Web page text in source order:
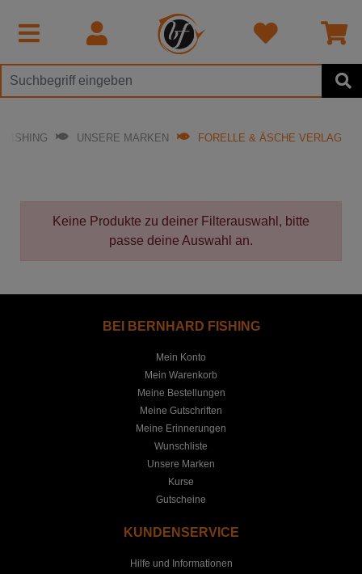
FISHING UNSERE MARKEN FORELLE & ÄSCHE VERLAG
Keine Produkte zu deiner Filterauswahl, bitte
passe deine Auswahl an.
BEI BERNHARD FISHING
Mein Konto
Mein Warenkorb
Meine Bestellungen
Meine Gutschriften
Meine Erinnerungen
Wunschliste
Unsere Marken
Kurse
Gutscheine
KUNDENSERVICE
Hilfe und Informationen